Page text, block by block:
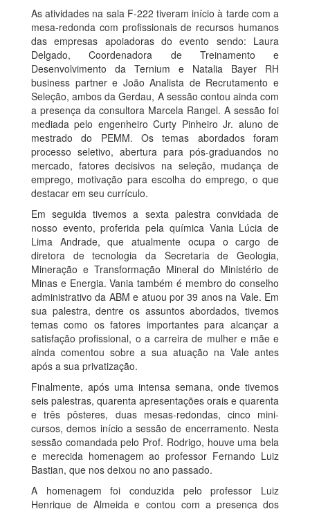
As atividades na sala F-222 tiveram início à tarde com a
mesa-redonda com profissionais de recursos humanos
das empresas apoiadoras do evento sendo: Laura
Delgado, Coordenadora de Treinamento e
Desenvolvimento da Ternium e Natalia Bayer RH
business partner e João Analista de Recrutamento e
Seleção, ambos da Gerdau, A sessão contou ainda com
a presença da consultora Marcela Rangel. A sessão foi
mediada pelo engenheiro Curty Pinheiro Jr. aluno de
mestrado do PEMM. Os temas abordados foram
processo seletivo, abertura para pós-graduandos no
mercado, fatores decisivos na seleção, mudança de
emprego, motivação para escolha do emprego, o que
destacar em seu currículo.
Em seguida tivemos a sexta palestra convidada de
nosso evento, proferida pela química Vania Lúcia de
Lima Andrade, que atualmente ocupa o cargo de
diretora de tecnologia da Secretaria de Geologia,
Mineração e Transformação Mineral do Ministério de
Minas e Energia. Vania também é membro do conselho
administrativo da ABM e atuou por 39 anos na Vale. Em
sua palestra, dentre os assuntos abordados, tivemos
temas como os fatores importantes para alcançar a
satisfação profissional, o a carreira de mulher e mãe e
ainda comentou sobre a sua atuação na Vale antes
após a sua privatização.
Finalmente, após uma intensa semana, onde tivemos
seis palestras, quarenta apresentações orais e quarenta
e três pôsteres, duas mesas-redondas, cinco mini-
cursos, demos início a sessão de encerramento. Nesta
sessão comandada pelo Prof. Rodrigo, houve uma bela
e merecida homenagem ao professor Fernando Luiz
Bastian, que nos deixou no ano passado.
A homenagem foi conduzida pelo professor Luiz
Henrique de Almeida e contou com a presença dos